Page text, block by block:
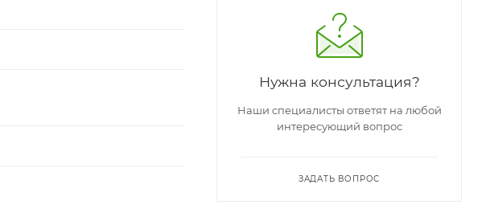
Нужна консультация?
Наши специалисты ответят на любой
интересующий вопрос
ЗАДАТЬ ВОПРОС